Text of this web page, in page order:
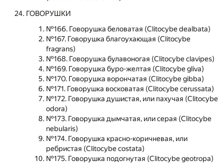
ГОВОРУШКИ
№166. Говорушка беловатая (Clitocybe dealbata)
№167. Говорушка благоухающая (Clitocybe
fragrans)
№168. Говорушка булавоногая (Clitocybe clavipes)
№169. Говорушка буро-желтая (Clitocybe gliva)
№170. Говорушка ворончатая (Clitocybe gibba)
№171. Говорушка восковатая (Clitocybe cerussata)
№172. Говорушка душистая, или пахучая (Clitocybe
odora)
№173. Говорушка дымчатая, или серая (Clitocybe
nebularis)
№174. Говорушка красно-коричневая, или
ребристая (Clitocybe costata)
№175. Говорушка подогнутая (Clitocybe geotropa)